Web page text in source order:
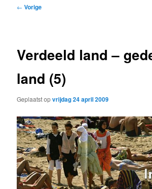
Bericht
← Vorige
Verdeeld land –
land (5)
Geplaatst opvrijdag 24 april 2009